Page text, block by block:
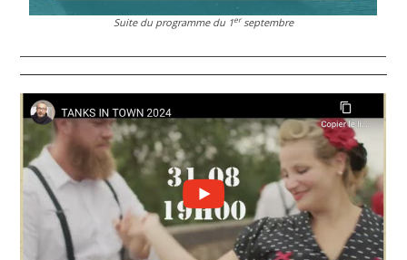
Suite du programme du 1erseptembre